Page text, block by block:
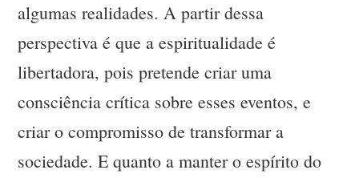
algumas realidades. A partir dessa
perspectiva é que a espiritualidade é
libertadora, pois pretende criar uma
consciência crítica sobre esses eventos, e
criar o compromisso de transformar a
sociedade. E quanto a manter o espírito do